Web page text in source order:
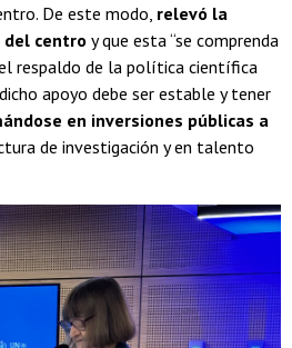
De este modo, relevó la
centro y que esta “se comprenda
respaldo de la política científica
apoyo debe ser estable y tener
en inversiones públicas a
de investigación y en talento